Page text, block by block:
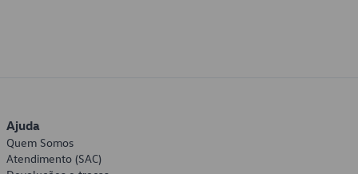
Ajuda
Quem Somos
Atendimento (SAC)